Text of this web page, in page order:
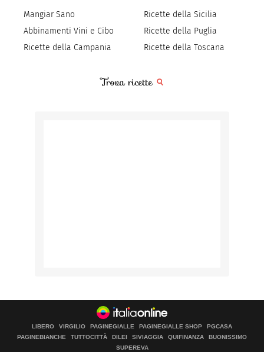
Mangiar Sano
Abbinamenti Vini e Cibo
Ricette della Campania
Ricette della Sicilia
Ricette della Puglia
Ricette della Toscana
Trova ricette
LIBERO VIRGILIO PAGINEGIALLE PAGINEGIALLE SHOP
PGCASA
PAGINEBIANCHE
TUTTOCITTÀ DILEI SIVIAGGIA QUIFINANZA
BUONISSIMO
SUPEREVA